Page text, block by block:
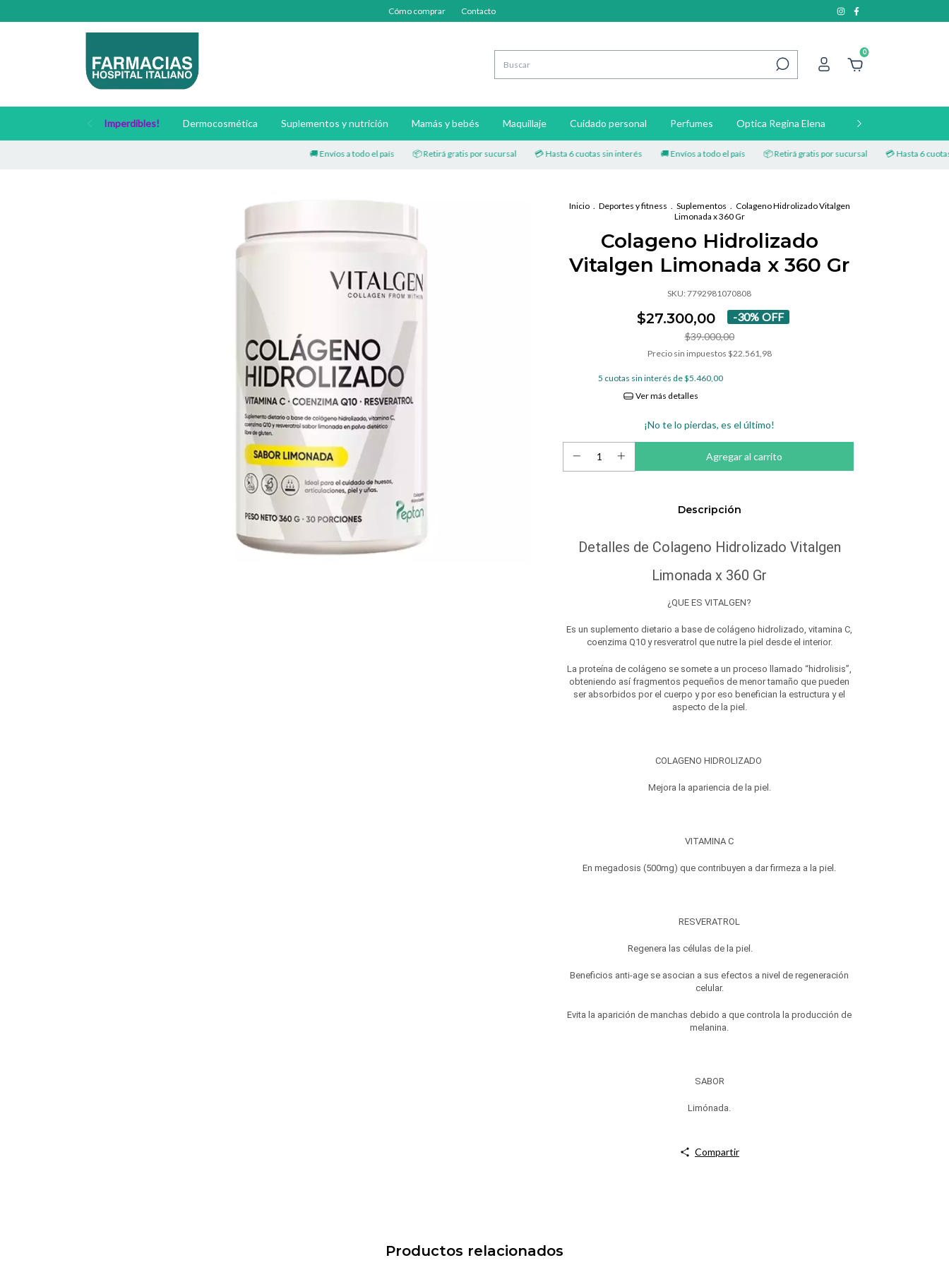
Cómo comprar Contacto
0
Imperdibles! Dermocosmética Suplementos y nutrición Mamás y bebés Maquillaje Cuidado personal Perfumes Optica Regina Elena Contacto
🚚 Envíos a todo el país 📦 Retirá gratis por sucursal 💳 Hasta 6 cuotas sin interés 🚚 Envíos a todo el país 📦 Retirá gratis por sucursal 💳 Hasta 6 cuotas sin
Inicio . Deportes y fitness . Suplementos . Colageno Hidrolizado Vitalgen
Limonada x 360 Gr
Colageno Hidrolizado
Vitalgen Limonada x 360 Gr
SKU: 7792981070808
$27.300,00 -30% OFF
$39.000,00
Precio sin impuestos $22.561,98
5 cuotas sin interés de$5.460,00
Ver más detalles
¡No te lo pierdas, es el último!
Descripción
Detalles de Colageno Hidrolizado Vitalgen
Limonada x 360 Gr
¿QUE ES VITALGEN?
Es un suplemento dietario a base de colágeno hidrolizado, vitamina C,
coenzima Q10 y resveratrol que nutre la piel desde el interior.
La proteína de colágeno se somete a un proceso llamado “hidrolisis”,
obteniendo así fragmentos pequeños de menor tamaño que pueden
ser absorbidos por el cuerpo y por eso benefician la estructura y el
aspecto de la piel.
COLAGENO HIDROLIZADO
Mejora la apariencia de la piel.
VITAMINA C
En megadosis (500mg) que contribuyen a dar firmeza a la piel.
RESVERATROL
Regenera las células de la piel.
Beneficios anti-age se asocian a sus efectos a nivel de regeneración
celular.
Evita la aparición de manchas debido a que controla la producción de
melanina.
SABOR
Limónada.
Compartir
Productos relacionados